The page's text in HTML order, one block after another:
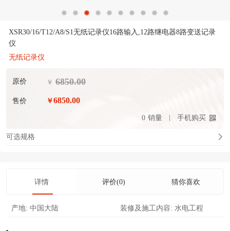
XSR30/16/T12/A8/S1无纸记录仪16路输入,12路继电器8路变送记录
仪
无纸记录仪
原价 ￥ 6850.00
售价 ￥6850.00
0 销量 手机购买
可选规格
详情 评价(0) 猜你喜欢
产地: 中国大陆 装修及施工内容: 水电工程